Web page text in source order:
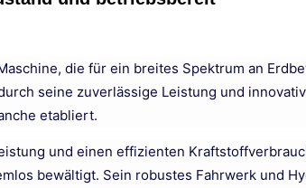
die für ein breites Spektrum an
seine zuverlässige Leistung und
etabliert.
und einen effizienten
bewältigt. Sein robustes Fahrwerk und